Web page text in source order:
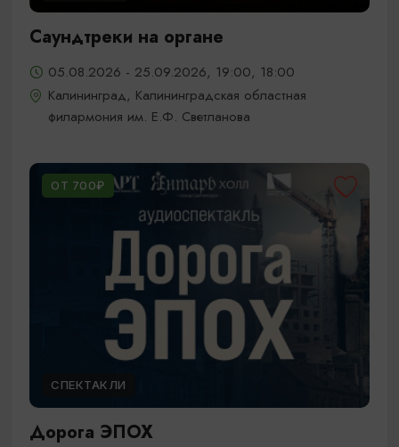
Саундтреки на органе
05.08.2026 - 25.09.2026, 19:00, 18:00
Калининград, Калининградская областная
филармония им. Е.Ф. Светланова
ОТ 700₽
СПЕКТАКЛИ
Дорога ЭПОХ